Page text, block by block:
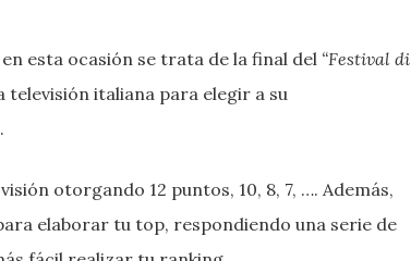
esta ocasión se trata de la final del “Festival di
televisión italiana para elegir a su
otorgando 12 puntos, 10, 8, 7, …. Además,
elaborar tu top, respondiendo una serie de